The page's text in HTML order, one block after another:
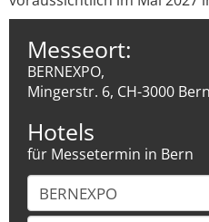
Messeort:
BERNEXPO,
Mingerstr. 6, CH-3000
Hotels
für Messetermin in Bern